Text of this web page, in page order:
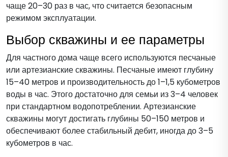
чаще 20–30 раз в час, что считается безопасным
режимом эксплуатации.
Выбор скважины и ее параметры
Для частного дома чаще всего используются песчаные
или артезианские скважины. Песчаные имеют глубину
15–40 метров и производительность до 1–1,5 кубометров
воды в час. Этого достаточно для семьи из 3–4 человек
при стандартном водопотреблении. Артезианские
скважины могут достигать глубины 50–150 метров и
обеспечивают более стабильный дебит, иногда до 3–5
кубометров в час.